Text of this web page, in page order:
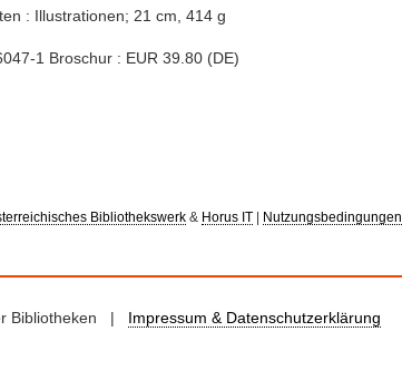
: Illustrationen; 21 cm, 414 g
1 Broschur : EUR 39.80 (DE)
Bibliothekswerk& Horus IT Nutzungsbedingungen
Bibliotheken | Impressum & Datenschutzerklärung